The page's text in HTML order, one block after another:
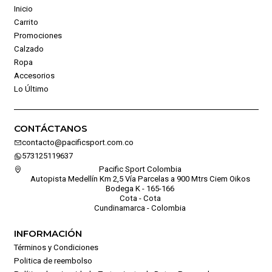
Inicio
Carrito
Promociones
Calzado
Ropa
Accesorios
Lo Último
CONTÁCTANOS
contacto@pacificsport.com.co
573125119637
Pacific Sport Colombia
Autopista Medellín Km 2,5 Vía Parcelas a 900 Mtrs Ciem Oikos
Bodega K - 165-166
Cota - Cota
Cundinamarca - Colombia
INFORMACIÓN
Términos y Condiciones
Politica de reembolso